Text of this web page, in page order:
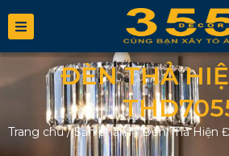
ĐÈN THẢ
Trang chủ/Sản phẩm/Đèn Thả Hiện